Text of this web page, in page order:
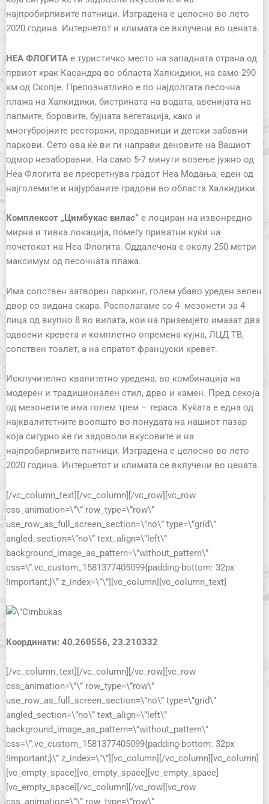
најпробирливите патници. Изградена е целосно во лето
2020 година. Интернетот и климата се вклучени во цената.
НЕА ФЛОГИТА е туристичко место на западната страна од
првиот крак Касандра во областа Халкидики, на само 290
км од Скопје. Препознатливо е по најдолгата песочна
плажа на Халкидики, бистрината на водата, авенијата на
палмите, боровите, бујната вегетација, како и
многубројните ресторани, продавници и детски забавни
паркови. Сето ова ќе ви ги направи деновите на Вашиот
одмор незаборавни. На само 5-7 минути возење јужно од
Неа Флогита ве пресретнува градот Неа Модања, еден од
најголемите и најурбаните градови во областа Халкидики.
Комплексот „Цимбукас вилас“ е лоциран на извонредно
мирна и тивка локација, помеѓу приватни куќи на
почетокот на Неа Флогита. Оддалечена е околу 250 метри
максимум од песочната плажа.
Има сопствен затворен паркинг, голем убаво уреден зелен
двор со ѕидана скара. Располагаме со 4 мезонети за 4
лица од вкупно 8 во вилата, кои на приземјето имааат два
одвоени кревета и комплетно опремена кујна, ЛЦД ТВ,
сопствен тоалет, а на спратот француски кревет.
Исклучително квалитетно уредена, во комбинација на
модерен и традиционален стил, дрво и камен. Пред секоја
од мезонетите има голем трем – тераса. Куќата е една од
најквалитетните воопшто во понудата на нашиот пазар
која сигурно ќе ги задоволи вкусовите и на
најпробирливите патници. Изградена е целосно во лето
2020 година. Интернетот и климата се вклучени во цената.
[/vc_column_text][/vc_column][/vc_row][vc_row
css_animation=\”\” row_type=\”row\”
use_row_as_full_screen_section=\”no\” type=\”grid\”
angled_section=\”no\” text_align=\”left\”
background_image_as_pattern=\”without_pattern\”
css=\”.vc_custom_1581377405099{padding-bottom: 32px
!important;}\” z_index=\”\”][vc_column][vc_column_text]
Координати: 40.260556, 23.210332
[/vc_column_text][/vc_column][/vc_row][vc_row
css_animation=\”\” row_type=\”row\”
use_row_as_full_screen_section=\”no\” type=\”grid\”
angled_section=\”no\” text_align=\”left\”
background_image_as_pattern=\”without_pattern\”
css=\”.vc_custom_1581377405099{padding-bottom: 32px
!important;}\” z_index=\”\”][vc_column][/vc_column][vc_column]
[vc_empty_space][vc_empty_space][vc_empty_space]
[vc_empty_space][/vc_column][/vc_row][vc_row
css_animation=\”\” row_type=\”row\”